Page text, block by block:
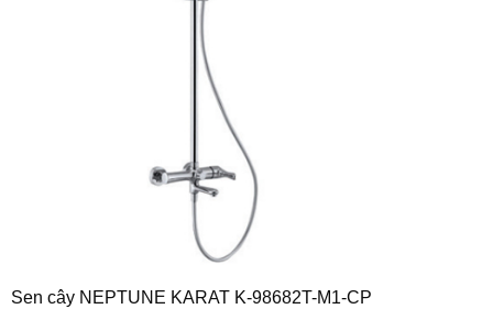
Sen cây NEPTUNE KARAT K-98682T-M1-CP